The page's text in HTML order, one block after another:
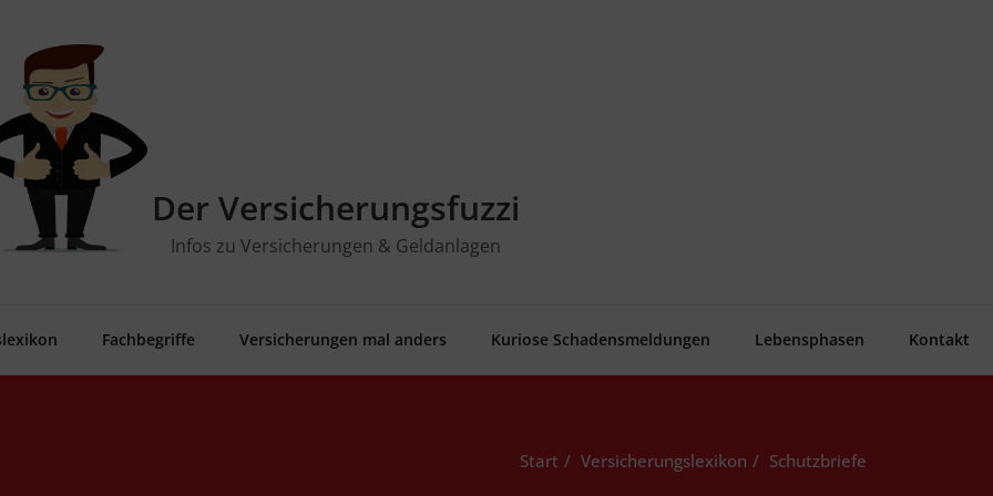
Der Versicherungsfuzzi
Infos zu Versicherungen & Geldanlagen
Fach­be­grif­fe Ver­si­che­run­gen mal anders Kurio­se Schadensmeldungen Lebens­pha­sen Kon­takt
Start Versicherungslexikon Schutz­brie­fe